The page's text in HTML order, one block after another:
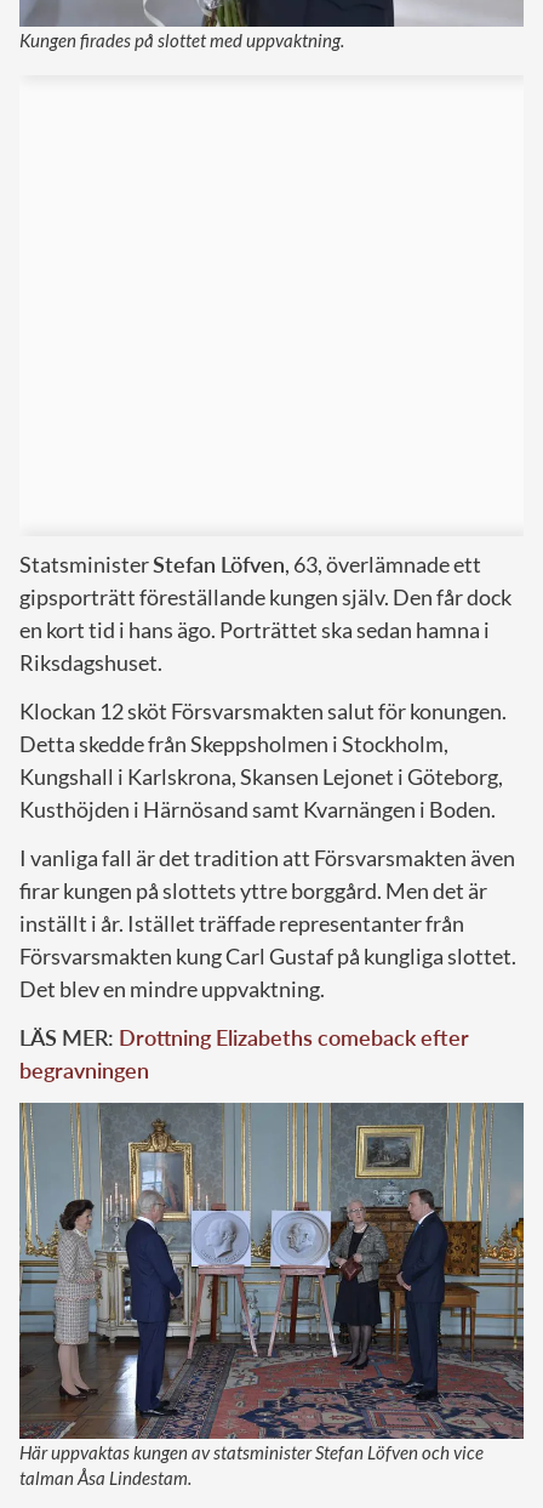
Kungen firades på slottet med uppvaktning.
StatsministerStefan Löfven, 63, överlämnade ett
gipsporträtt föreställande kungen själv. Den får dock
en kort tid i hans ägo. Porträttet ska sedan hamna i
Riksdagshuset.
Klockan 12 sköt Försvarsmakten salut för konungen.
Detta skedde från Skeppsholmen i Stockholm,
Kungshall i Karlskrona, Skansen Lejonet i Göteborg,
Kusthöjden i Härnösand samt Kvarnängen i Boden.
I vanliga fall är det tradition att Försvarsmakten även
firar kungen på slottets yttre borggård. Men det är
inställt i år. Istället träffade representanter från
Försvarsmakten kung Carl Gustaf på kungliga slottet.
Det blev en mindre uppvaktning.
LÄS MER: Drottning Elizabeths comeback efter
begravningen
Här uppvaktas kungen av statsminister Stefan Löfven och vice
talman Åsa Lindestam.